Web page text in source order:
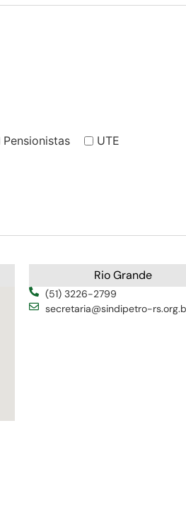
Pensionistas
UTE
Rio Grande
(51) 3226-2799
secretaria@sindipetro-